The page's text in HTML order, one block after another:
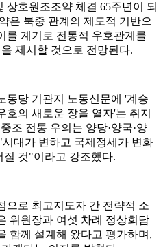
상호원조조약 체결 65주년이 되
은 북중 관계의 제도적 기반으
를 계기로 전통적 우호관계를
제시할 것으로 전망된다.
동당 기관지 노동신문에 '계승
의 새로운 장을 열자'는 취지
조 전통 우의는 양당·양국·양
대가 변하고 국제정세가 변화
것"이라고 강조했다.
으로 최고지도자 간 전략적 소
위원장과 여섯 차례 정상회담
함께 설계해 왔다고 평가하며,